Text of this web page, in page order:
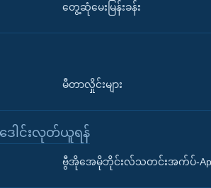
တွေ့ဆုံမေးမြန်းခန်း
မီတာလှိုင်းများ
ေါင်းလုတ်ယူရန်
ဗွီအိုအေမိုဘိုင်းလ်သတင်းအက်ပ်-